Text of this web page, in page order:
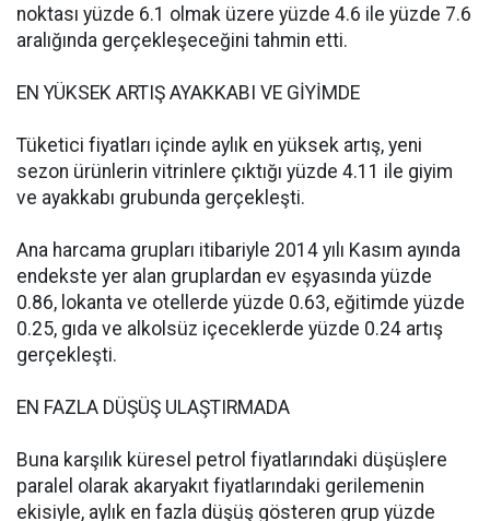
noktası yüzde 6.1 olmak üzere yüzde 4.6 ile yüzde 7.6
aralığında gerçekleşeceğini tahmin etti.
EN YÜKSEK ARTIŞ AYAKKABI VE GİYİMDE
Tüketici fiyatları içinde aylık en yüksek artış, yeni
sezon ürünlerin vitrinlere çıktığı yüzde 4.11 ile giyim
ve ayakkabı grubunda gerçekleşti.
Ana harcama grupları itibariyle 2014 yılı Kasım ayında
endekste yer alan gruplardan ev eşyasında yüzde
0.86, lokanta ve otellerde yüzde 0.63, eğitimde yüzde
0.25, gıda ve alkolsüz içeceklerde yüzde 0.24 artış
gerçekleşti.
EN FAZLA DÜŞÜŞ ULAŞTIRMADA
Buna karşılık küresel petrol fiyatlarındaki düşüşlere
paralel olarak akaryakıt fiyatlarındaki gerilemenin
ekisiyle, aylık en fazla düşüş gösteren grup yüzde